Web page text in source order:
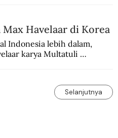
Havelaar di Korea
Indonesia lebih dalam,
karya Multatuli
Selanjutnya